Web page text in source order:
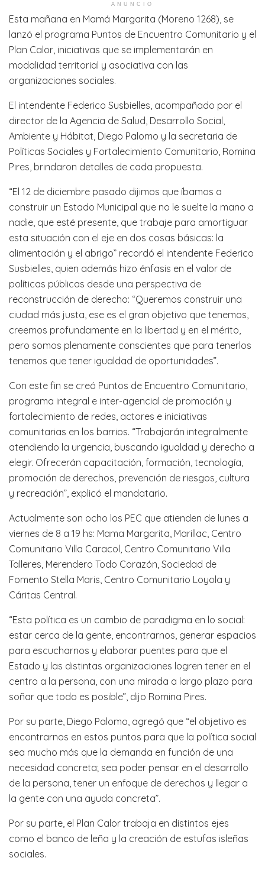
ANUNCIO
Esta mañana en Mamá Margarita (Moreno 1268), se
lanzó el programa Puntos de Encuentro Comunitario y el
Plan Calor, iniciativas que se implementarán en
modalidad territorial y asociativa con las
organizaciones sociales.
El intendente Federico Susbielles, acompañado por el
director de la Agencia de Salud, Desarrollo Social,
Ambiente y Hábitat, Diego Palomo y la secretaria de
Políticas Sociales y Fortalecimiento Comunitario, Romina
Pires, brindaron detalles de cada propuesta.
“El 12 de diciembre pasado dijimos que íbamos a
construir un Estado Municipal que no le suelte la mano a
nadie, que esté presente, que trabaje para amortiguar
esta situación con el eje en dos cosas básicas: la
alimentación y el abrigo” recordó el intendente Federico
Susbielles, quien además hizo énfasis en el valor de
políticas públicas desde una perspectiva de
reconstrucción de derecho: “Queremos construir una
ciudad más justa, ese es el gran objetivo que tenemos,
creemos profundamente en la libertad y en el mérito,
pero somos plenamente conscientes que para tenerlos
tenemos que tener igualdad de oportunidades”.
Con este fin se creó Puntos de Encuentro Comunitario,
programa integral e inter-agencial de promoción y
fortalecimiento de redes, actores e iniciativas
comunitarias en los barrios. “Trabajarán integralmente
atendiendo la urgencia, buscando igualdad y derecho a
elegir. Ofrecerán capacitación, formación, tecnología,
promoción de derechos, prevención de riesgos, cultura
y recreación”, explicó el mandatario.
Actualmente son ocho los PEC que atienden de lunes a
viernes de 8 a 19 hs: Mama Margarita, Marillac, Centro
Comunitario Villa Caracol, Centro Comunitario Villa
Talleres, Merendero Todo Corazón, Sociedad de
Fomento Stella Maris, Centro Comunitario Loyola y
Cáritas Central.
“Esta política es un cambio de paradigma en lo social:
estar cerca de la gente, encontrarnos, generar espacios
para escucharnos y elaborar puentes para que el
Estado y las distintas organizaciones logren tener en el
centro a la persona, con una mirada a largo plazo para
soñar que todo es posible”, dijo Romina Pires.
Por su parte, Diego Palomo, agregó que “el objetivo es
encontrarnos en estos puntos para que la política social
sea mucho más que la demanda en función de una
necesidad concreta; sea poder pensar en el desarrollo
de la persona, tener un enfoque de derechos y llegar a
la gente con una ayuda concreta”.
Por su parte, el Plan Calor trabaja en distintos ejes
como el banco de leña y la creación de estufas isleñas
sociales.